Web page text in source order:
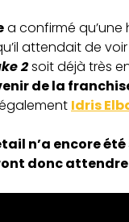
a confirmé
attendait de
2soit déjà très
de la
Idris
n’a encore
donc